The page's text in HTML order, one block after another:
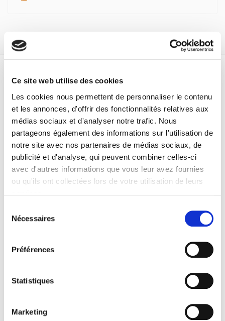
Ce site web utilise des cookies
Les cookies nous permettent de personnaliser le contenu
et les annonces, d'offrir des fonctionnalités relatives aux
médias sociaux et d'analyser notre trafic. Nous
partageons également des informations sur l'utilisation de
notre site avec nos partenaires de médias sociaux, de
publicité et d'analyse, qui peuvent combiner celles-ci
avec d'autres informations que vous leur avez fournies
ou qu'ils ont collectées lors de votre utilisation de leurs
Nécessaires
Préférences
Statistiques
Marketing
Spécifications
Formats
Sommaire
Extrait
Spécifications
Presses de Sciences Po
Ludovic Halbert
Nicolas
Académique
français